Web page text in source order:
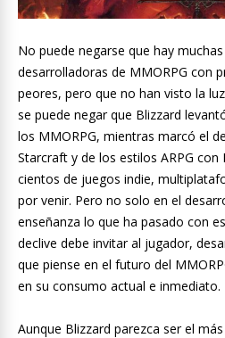
No puede negarse que hay
desarrolladoras de MMORPG con
peores, pero que no han visto la
se puede negar que Blizzard
los MMORPG, mientras marcó el
Starcraft y de los estilos ARPG
cientos de juegos indie,
por venir. Pero no solo en el
enseñanza lo que ha pasado con
declive debe invitar al jugador,
que piense en el futuro del
en su consumo actual e inmediato.
Aunque Blizzard parezca ser el